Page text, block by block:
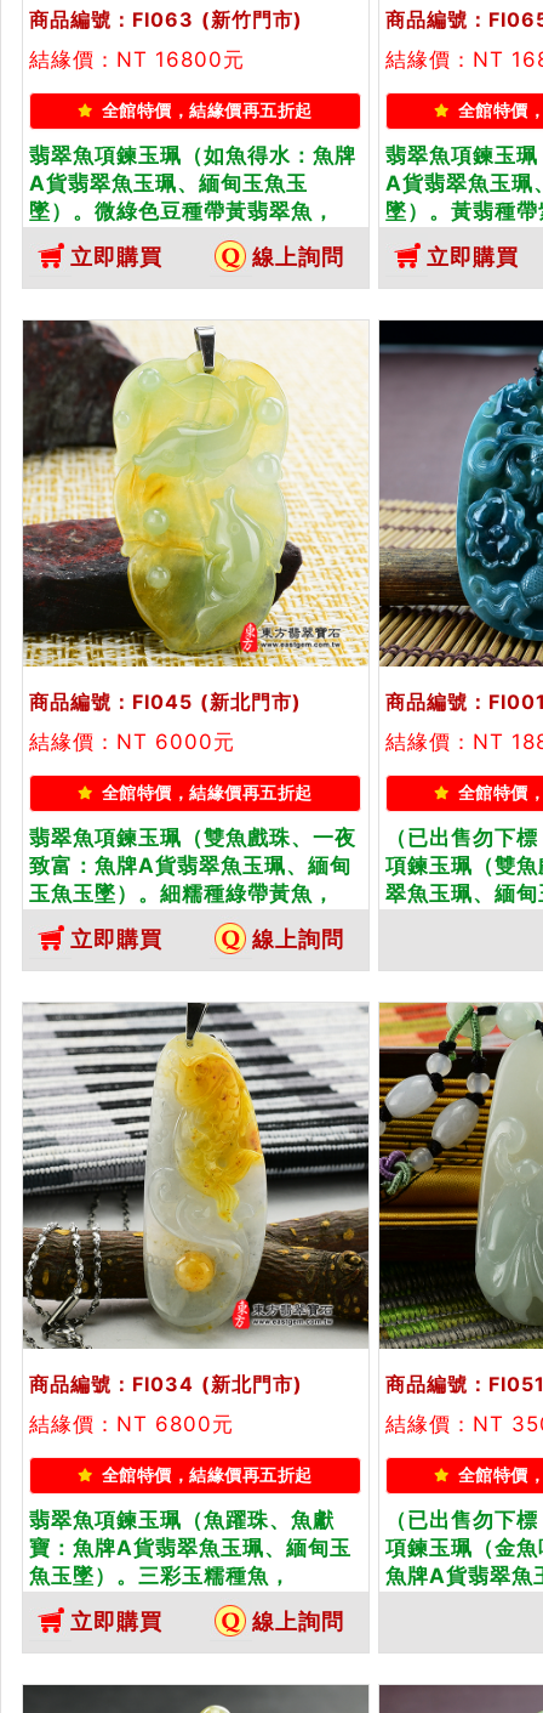
商品編號：FI063 (新竹門市)
結緣價：NT 16800元
全館特價，結緣價再五折起
翡翠魚項鍊玉珮（如魚得水：魚牌
A貨翡翠魚玉珮、緬甸玉魚玉
墜）。微綠色豆種帶黃翡翠魚，
FI063。客製化訂做各種翡翠魚吊
墜玉珮項鍊。★附A貨翡翠雙證書
立即購買 線上詢問
商品編號：
結緣價：NT
全館特價
翡翠魚項鍊玉
A貨翡翠魚玉珮
墜）。黃翡種
FI065。客製
墜玉珮項鍊。
立即購買
商品編號：FI045 (新北門市)
結緣價：NT 6000元
全館特價，結緣價再五折起
翡翠魚項鍊玉珮（雙魚戲珠、一夜
致富：魚牌A貨翡翠魚玉珮、緬甸
玉魚玉墜）。細糯種綠帶黃魚，
FI045。客製化訂做各種翡翠魚吊
墜玉珮項鍊。★附A貨翡翠雙證書
立即購買 線上詢問
商品編號：
結緣價：NT
全館特價
（已出售勿下
項鍊玉珮（雙
翠魚玉珮、緬
A貨翡翠雙證書
商品編號：FI034 (新北門市)
結緣價：NT 6800元
全館特價，結緣價再五折起
翡翠魚項鍊玉珮（魚躍珠、魚獻
寶：魚牌A貨翡翠魚玉珮、緬甸玉
魚玉墜）。三彩玉糯種魚，
FI034。客製化訂做各種翡翠魚吊
墜玉珮項鍊。★附A貨翡翠雙證書
立即購買 線上詢問
商品編號：
結緣價：NT
全館特價
（已出售勿下
項鍊玉珮（金
魚牌A貨翡翠魚
鍊。★附A貨翡